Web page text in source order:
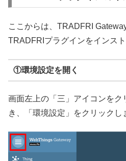
ここからは、TRADFRI
TRADFRIプラグインをインスト
①環境設定を開く
画面左上の「三」アイコンをク
き、「環境設定」をクリックし